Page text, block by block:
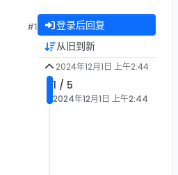
#1 登录后回复
从旧到新
2024年12月1日 上午2:44
1 / 5
2024年12月1日 上午2:44